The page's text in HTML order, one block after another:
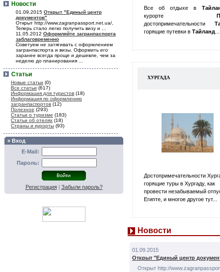
Новости
01.09.2015 Открыт "Единый центр
документов"
Открыт http://www.zagranpassport.net.ua/,
Теперь стало легко получить визу и ...
11.05.2012 Оформляйте загранпаспорта
заблаговременно
Советуем не затягивать с оформлением
загранпаспорта и визы. Оформить его
заранее всегда проще и дешевле, чем за
неделю до планирования ...
Статьи
Новые статьи (0)
Все статьи (617)
Информация для туристов (18)
Информация по оформлению
загранпаспортов (12)
Полезное (293)
Статьи о туризме (183)
Статьи об отелях (18)
Страны и курорты (93)
» Вход
E-Mail:
Пароль:
Регистрация| Забыли пароль?
Все об отдыхе в
курорте
достопримечательности
горящие путевки в Тайланд
ХУРГАДА
Достопримечательности
горящие туры в Хургаду, как
провести незабываемый
Египте, и многое другое тут...
Новости
01.09.2015
Открыт "Единый центр
Открыт http://